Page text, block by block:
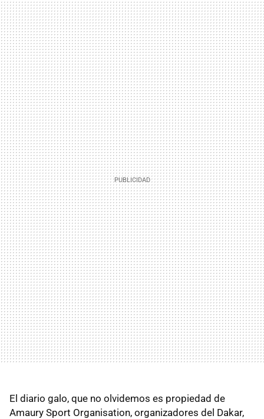
El diario galo, que no olvidemos es propiedad de
Amaury Sport Organisation, organizadores del Dakar,